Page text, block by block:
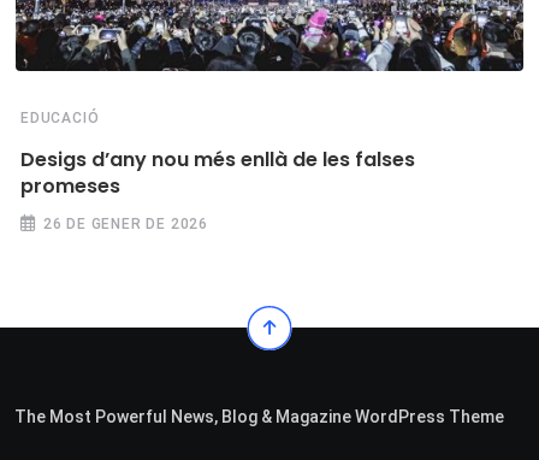
EDUCACIÓ
Desigs d’any nou més enllà de les falses
promeses
26 DE GENER DE 2026
The Most Powerful News, Blog & Magazine WordPress Theme